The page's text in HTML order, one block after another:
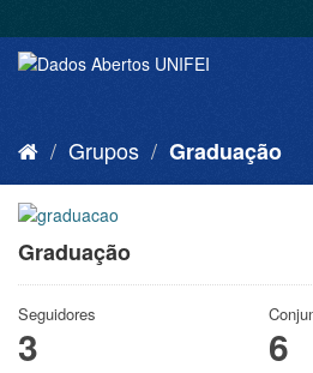
Grupos Graduação
Graduação
Seguidores
3 6